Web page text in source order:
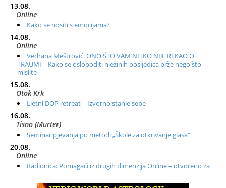
13.08.
Online
Kako se nositi s emocijama?
14.08.
Online
Vedrana Meštrović: ONO ŠTO VAM NITKO NIJE REKAO O
TRAUMI – Kako se osloboditi njezinih posljedica brže nego što
mislite
15.08.
Otok Krk
Ljetni DOP retreat – Izvorno stanje sebe
16.08.
Tisno (Murter)
Seminar pjevanja po metodi „Škole za otkrivanje glasa“
20.08.
Online
Radionica: Pomagači iz drugih dimenzija Online – otvoreno za